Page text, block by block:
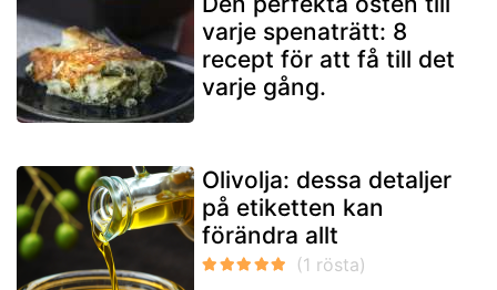
varje spenaträtt: 8
recept för att få till det
varje gång.
Olivolja: dessa detaljer
på etiketten kan
förändra allt